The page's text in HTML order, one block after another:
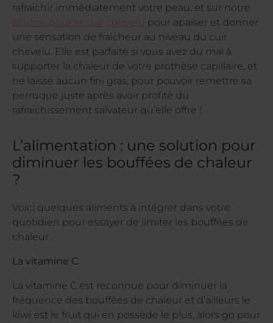
rafraichir immédiatement votre peau, et sur notre
Brume pour le cuir chevelu pour apaiser et donner
une sensation de fraîcheur au niveau du cuir
chevelu. Elle est parfaite si vous avez du mal à
supporter la chaleur de votre prothèse capillaire, et
ne laisse aucun fini gras, pour pouvoir remettre sa
perruque juste après avoir profité du
rafraichissement salvateur qu’elle offre !
L’alimentation : une solution pour
diminuer les bouffées de chaleur
?
Voici quelques aliments à intégrer dans votre
quotidien pour essayer de limiter les bouffées de
chaleur :
La vitamine C
La vitamine C est reconnue pour diminuer la
fréquence des bouffées de chaleur et d’ailleurs le
kiwi est le fruit qui en possède le plus, alors go pour